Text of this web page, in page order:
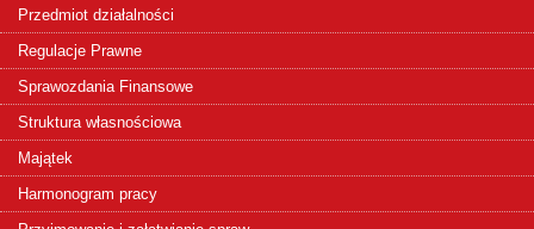
Przedmiot działalności
Regulacje Prawne
Sprawozdania Finansowe
Struktura własnościowa
Majątek
Harmonogram pracy